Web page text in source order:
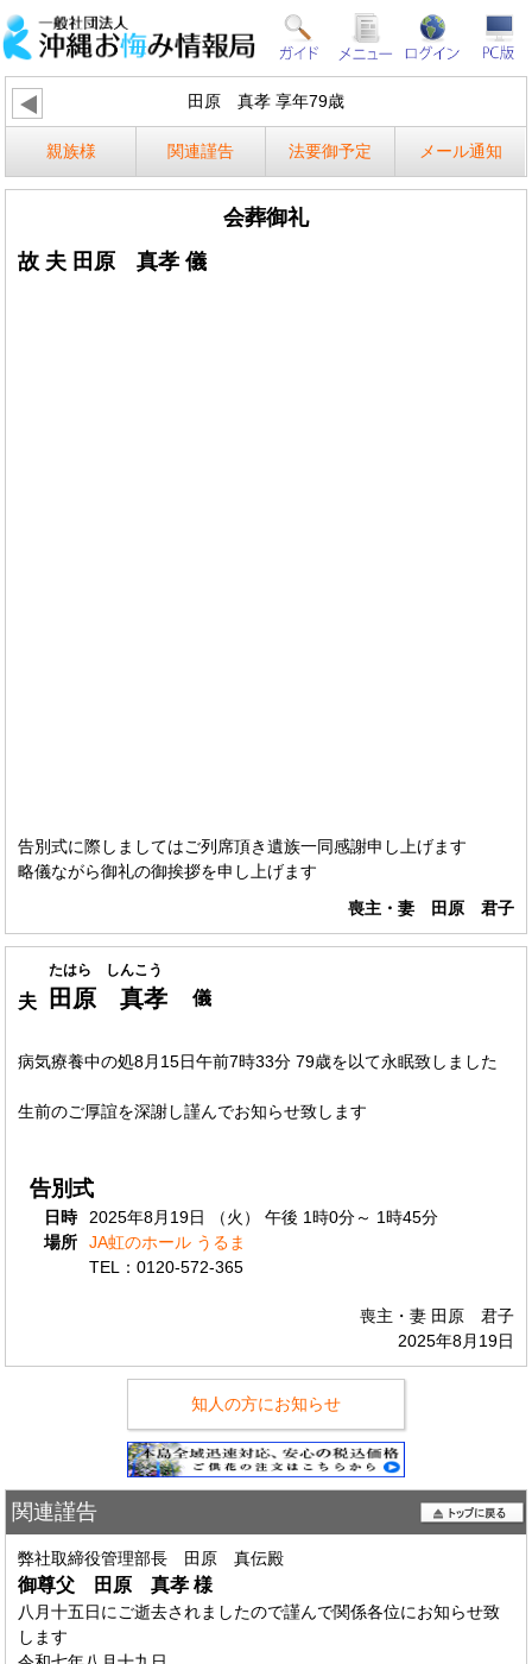
田原 真孝 享年79歳
親族様 関連謹告 法要御予定 メール通知
会葬御礼
故 夫 田原 真孝 儀
告別式に際しましてはご列席頂き遺族一同感謝申し上げます
略儀ながら御礼の御挨拶を申し上げます
喪主・妻 田原 君子
たはら しんこう
夫 田原 真孝 儀
病気療養中の処8月15日午前7時33分 79歳を以て永眠致しました
生前のご厚誼を深謝し謹んでお知らせ致します
告別式
日時
2025年8月19日 （火） 午後 1時0分～ 1時45分
場所
JA虹のホール うるま
TEL：0120-572-365
喪主・妻 田原 君子
2025年8月19日
知人の方にお知らせ
関連謹告
弊社取締役管理部長 田原 真伝殿
御尊父 田原 真孝様
八月十五日にご逝去されましたので謹んで関係各位にお知らせ致
します